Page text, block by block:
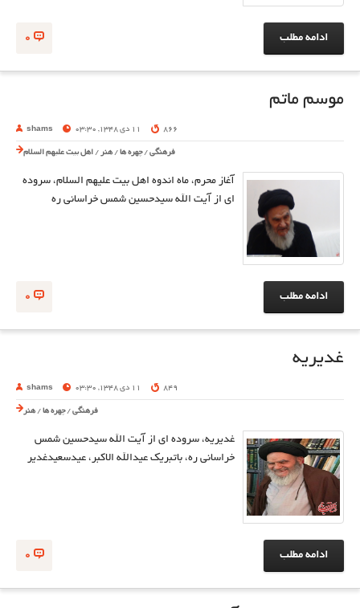
0 ادامه مطلب
موسم ماتم
shams 11 دی 1348, 03:30 866
فرهنگی /چهره ها / هنر / اهل بیت علیهم السلام
آغاز محرم، ماه اندوه اهل بیت علیهم السلام، سروده
ای از آیت الله سیدحسین شمس خراسانی ره
0 ادامه مطلب
غدیریه
shams 11 دی 1348, 03:30 849
فرهنگی /چهره ها / هنر
غدیریه، سروده ای از آیت الله سیدحسین شمس
خراسانی ره، باتبریک عیدالله الاکبر، عیدسعیدغدیر
0 ادامه مطلب